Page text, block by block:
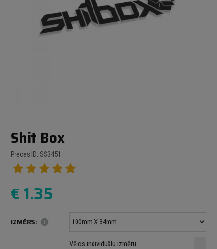
Shit Box
Preces ID: SS3451
€1.35
IZMĒRS: info
mm mm
Maksimālais izmērs: 1000 mm
Vēlos individuālu izmēru